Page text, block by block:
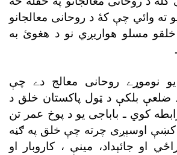
ته وائي چې کۀ د روحانى معالجانو
مسلو هواريږي نو د هغوئ به
نوموړے روحانى معالج دے چې
ضلعې بلکې د ټول پاکستان خلق د
کوي ـ باباجى يو د پوخ عمر تن
اوسېږى چرته چې خلق په ګڼه
او جائېداد، مينې ، کاروبار او